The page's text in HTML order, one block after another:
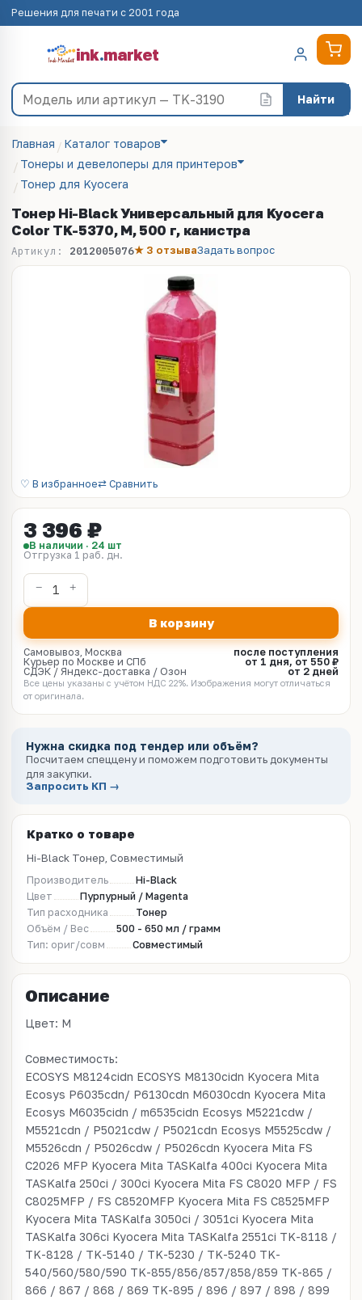
Решения для печати с 2001 года
ink.market
Найти
Главная
Каталог товаров
Тонеры и девелоперы для принтеров
Тонер для Kyocera
Тонер Hi-Black Универсальный для Kyocera
Color TK-5370, M, 500 г, канистра
Артикул: 2012005076★ 3 отзываЗадать вопрос
♡ В избранное⇄ Сравнить
3 396 ₽
В наличии · 24 шт
Отгрузка 1 раб. дн.
В корзину
Самовывоз, Москва
после поступления
Курьер по Москве и СПб
от 1 дня, от 550 ₽
СДЭК / Яндекс-доставка / Озон
от 2 дней
Все цены указаны с учётом НДС 22%. Изображения могут отличаться
от оригинала.
Нужна скидка под тендер или объём?
Посчитаем спеццену и поможем подготовить документы
для закупки.
Запросить КП →
Кратко о товаре
Hi-Black Тонер, Совместимый
Производитель
Hi-Black
Цвет
Пурпурный / Magenta
Тип расходника
Тонер
Объём / Вес
500 - 650 мл / грамм
Тип: ориг/совм
Совместимый
Описание
Цвет: M
Совместимость:
ECOSYS M8124cidn ECOSYS M8130cidn Kyocera Mita
Ecosys P6035cdn/ P6130cdn M6030cdn Kyocera Mita
Ecosys M6035cidn / m6535cidn Ecosys M5221cdw /
M5521cdn / P5021cdw / P5021cdn Ecosys M5525cdw /
M5526cdn / P5026cdw / P5026cdn Kyocera Mita FS
C2026 MFP Kyocera Mita TASKalfa 400ci Kyocera Mita
TASKalfa 250ci / 300ci Kyocera Mita FS C8020 MFP / FS
C8025MFP / FS C8520MFP Kyocera Mita FS C8525MFP
Kyocera Mita TASKalfa 3050ci / 3051ci Kyocera Mita
TASKalfa 306ci Kyocera Mita TASKalfa 2551ci TK-8118 /
TK-8128 / TK-5140 / TK-5230 / TK-5240 TK-
540/560/580/590 TK-855/856/857/858/859 TK-865 /
866 / 867 / 868 / 869 TK-895 / 896 / 897 / 898 / 899